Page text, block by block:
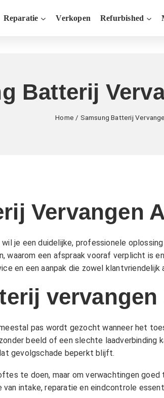
Reparatie Verkopen Refurbished
Batterij
Home / Samsung Batterij
Vervangen
je een duidelijke, professionele
waarom een afspraak vooraf verplicht is
en een aanpak die zowel klantvriendelijk
pas wordt gezocht wanneer het
beeld of een slechte laadverbinding
gevolgschade beperkt blijft.
te doen, maar om verwachtingen
intake, reparatie en eindcontrole